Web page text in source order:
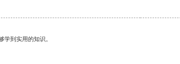
到实用的知识。